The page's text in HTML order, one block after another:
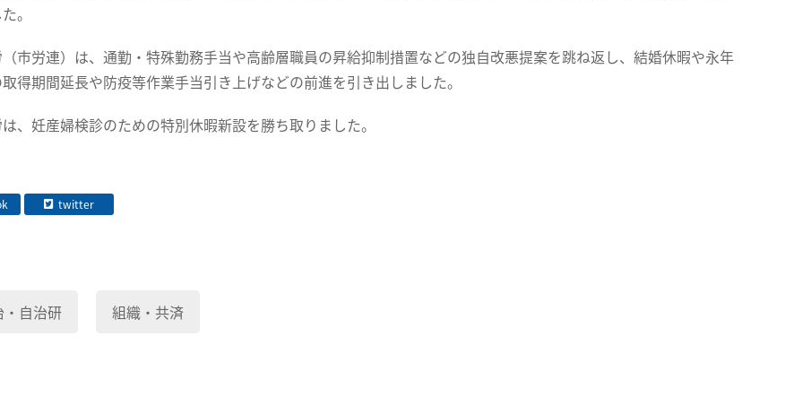
。
市労連）は、通勤・特殊勤務手当や高齢層職員の昇給抑制措置などの独自改悪提案を跳ね返し、結婚休暇や永年
得期間延長や防疫等作業手当引き上げなどの前進を引き出しました。
、妊産婦検診のための特別休暇新設を勝ち取りました。
twitter
自治研
組織・共済